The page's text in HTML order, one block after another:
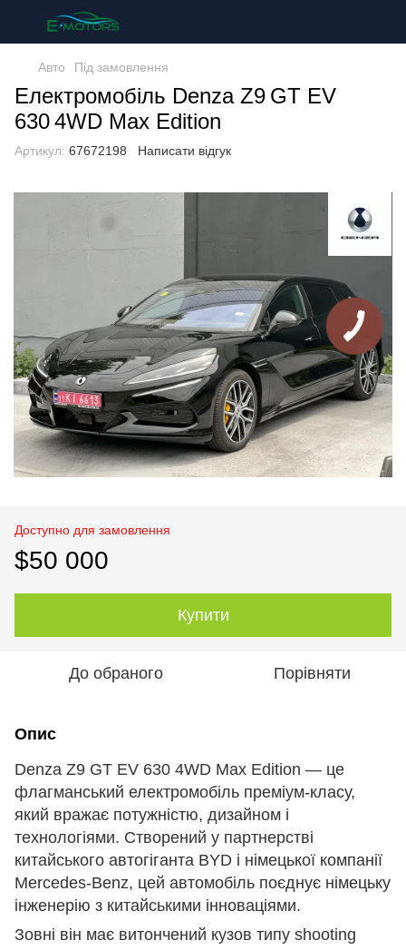
Авто Під замовлення
Електромобіль Denza Z9 GT EV
630 4WD Max Edition
Артикул: 67672198 Написати відгук
Доступно для замовлення
$50 000
Купити
До обраного Порівняти
Опис
Denza Z9 GT EV 630 4WD Max Edition — це
флагманський електромобіль преміум-класу,
який вражає потужністю, дизайном і
технологіями. Створений у партнерстві
китайського автогіганта BYD і німецької компанії
Mercedes-Benz, цей автомобіль поєднує німецьку
інженерію з китайськими інноваціями.
Зовні він має витончений кузов типу shooting